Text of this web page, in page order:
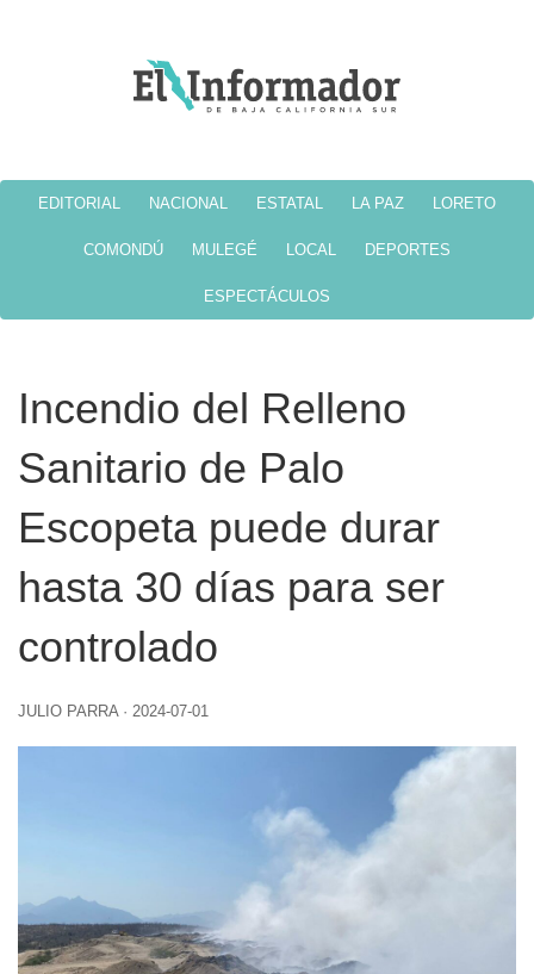
EDITORIAL NACIONAL ESTATAL LA PAZ LORETO
COMONDÚ MULEGÉ LOCAL DEPORTES
ESPECTÁCULOS
Incendio del Relleno
Sanitario de Palo
Escopeta puede durar
hasta 30 días para ser
controlado
JULIO PARRA · 2024-07-01